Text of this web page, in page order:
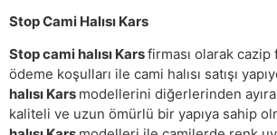
Stop Cami Halısı Kars
Stop cami halısı Karsfirması olarak
ödeme koşulları ile cami halısı satışı
halısı Kars modellerini diğerlerinden
kaliteli ve uzun ömürlü bir yapıya sahip